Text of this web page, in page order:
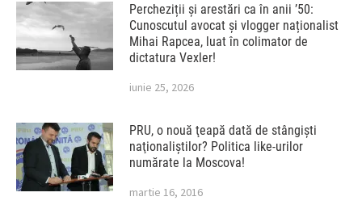
Percheziții și arestări ca în anii ’50:
Cunoscutul avocat și vlogger naționalist
Mihai Rapcea, luat în colimator de
dictatura Vexler!
iunie 25, 2026
PRU, o nouă ţeapă dată de stângişti
naţionaliştilor? Politica like-urilor
numărate la Moscova!
martie 16, 2016